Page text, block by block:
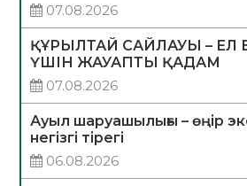
07.08.2026
ҚҰРЫЛТАЙ САЙЛАУЫ –
ҮШІН ЖАУАПТЫ ҚАДАМ
07.08.2026
Ауыл шаруашылығы – өңір
негізгі тірегі
06.08.2026